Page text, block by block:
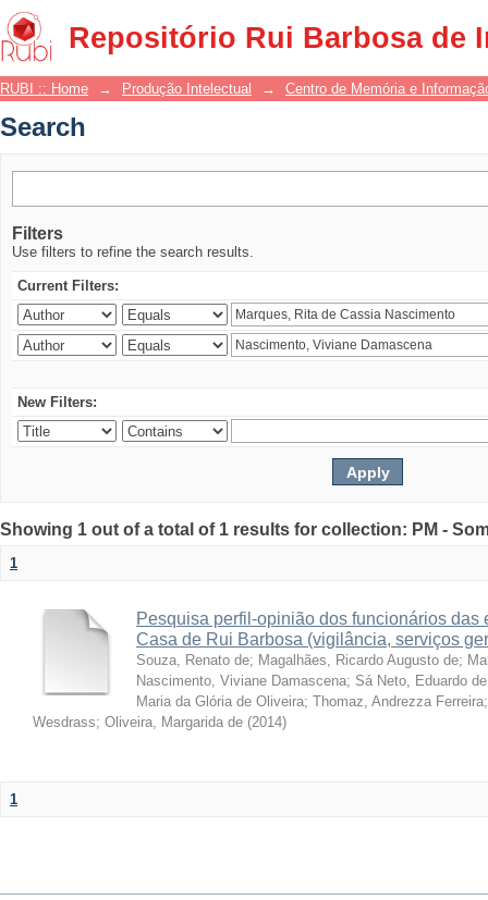
Repositório Rui Barbosa de
Search
RUBI :: Home → Produção Intelectual → Centro de Memória e
Search
Filters
Use filters to refine the search results.
Current Filters:
New Filters:
Showing 1 out of a total of 1 results for collection: PM -
1
Pesquisa perfil-opinião dos funcionários das
Casa de Rui Barbosa (vigilância, serviços
Souza, Renato de; Magalhães, Ricardo Augusto de;
Nascimento, Viviane Damascena; Sá Neto, Eduardo de
Maria da Glória de Oliveira; Thomaz, Andrezza Ferreira
Wesdrass; Oliveira, Margarida de (2014)
1